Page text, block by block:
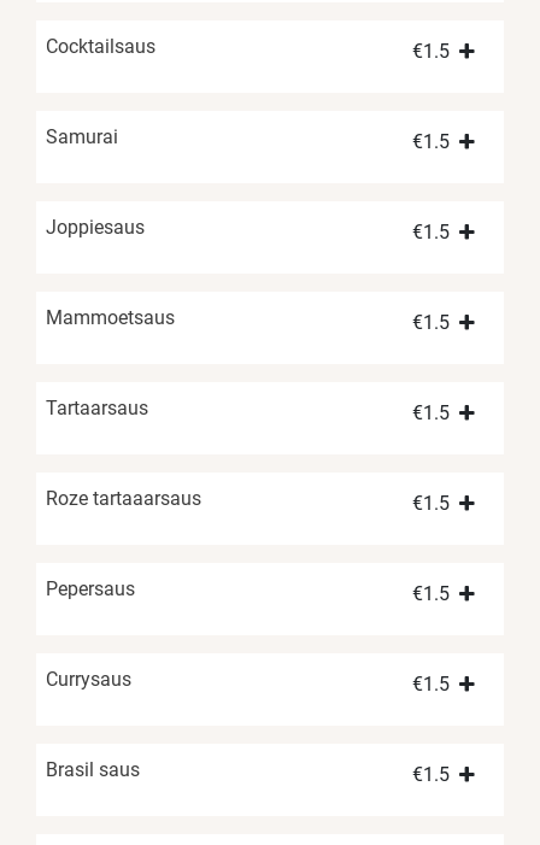
Cocktailsaus €1.5
Samurai €1.5
Joppiesaus €1.5
Mammoetsaus €1.5
Tartaarsaus €1.5
Roze tartaaarsaus €1.5
Pepersaus €1.5
Currysaus €1.5
Brasil saus €1.5